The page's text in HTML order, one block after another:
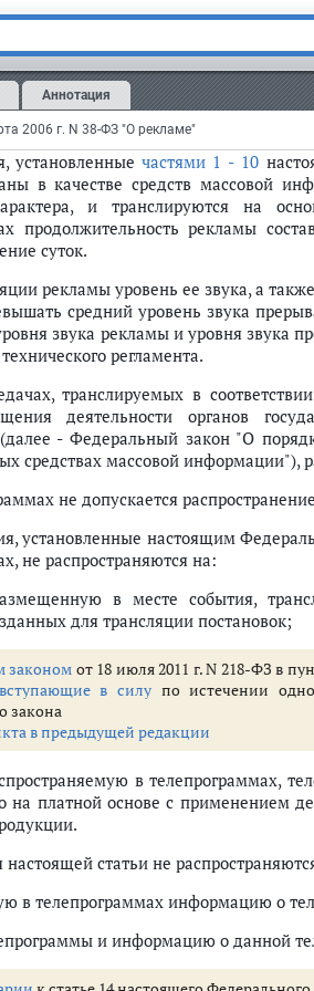
Аннотация
2006 г. N 38-ФЗ "О рекламе"
прерываться рекламой таким
информации о спортивном
двадцать процентов фактического
в том числе
каждого прерывания
установленныечастями 1 - 10
в качестве средств массовой
и транслируются на
продолжительность рекламы
суток.
рекламы уровень ее звука, а
средний уровень звука
звука рекламы и уровня звука
регламента.
транслируемых в
деятельности органов
- Федеральный закон "О
средствах массовой информации"),
не допускается
установленные настоящим
не распространяются на:
в месте события,
для трансляции постановок;
законом от 18 июля 2011 г. N 218-ФЗ в
вступающие в силу по истечении
закона
в предыдущей редакции
в телепрограммах,
на платной основе с применением
настоящей статьи не
в телепрограммах информацию о
и информацию о данной